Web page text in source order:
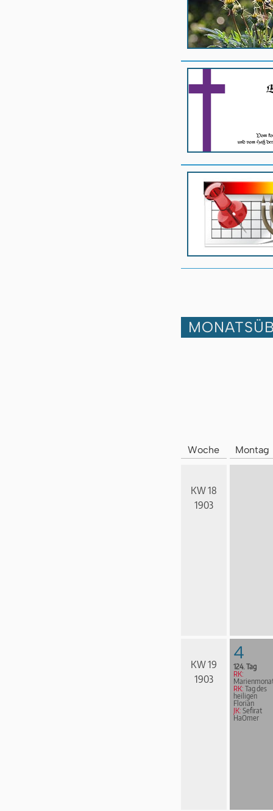
Woche Montag
KW 18
1903
KW 19
1903
4
124. Tag
RK:
RK: Tag des
heiligen
Florian
JK: Sefirat
HaOmer